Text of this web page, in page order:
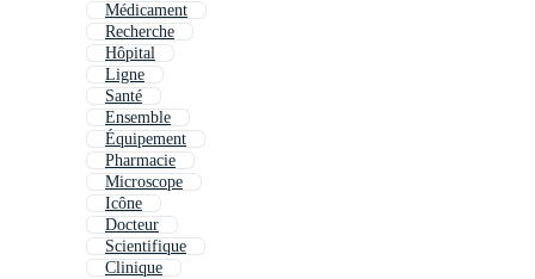
Médicament
Recherche
Hôpital
Ligne
Santé
Ensemble
Équipement
Pharmacie
Microscope
Icône
Docteur
Scientifique
Clinique